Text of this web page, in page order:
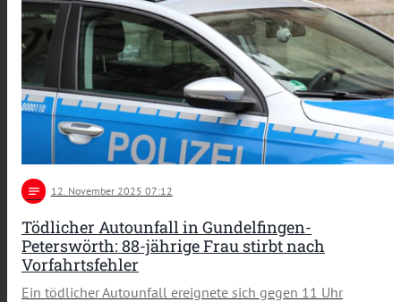
notes 12 . November 2025 07:12
Tödlicher Autounfall in Gundelfingen-
Peterswörth: 88-jährige Frau stirbt nach
Vorfahrtsfehler
Ein tödlicher Autounfall ereignete sich gegen 11 Uhr